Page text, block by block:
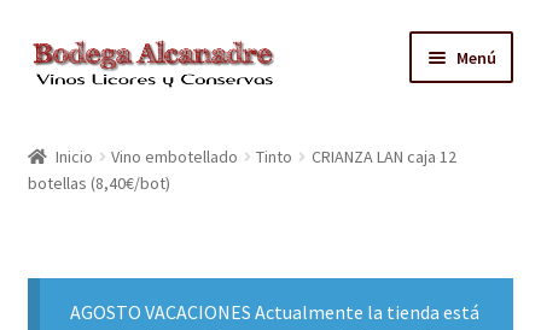
Ir
Ir
al
Menú
VINO EMBOTELLADO
ACEITE
Inicio Vino embotellado Tinto
CRIANZA LAN caja 12
botellas (8,40€/bot)
AGOSTO VACACIONES Actualmente la tienda está